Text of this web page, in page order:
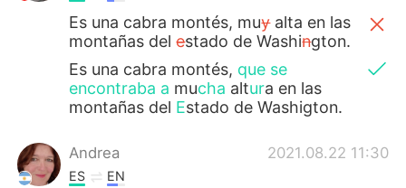
Es una cabra montés, muyalta en las
montañas delestado de Washington.
Es una cabra montés, que se
encontraba a mucha altura en las
montañas del Estado de Washigton.
Andrea 2021.08.22 11:30
ES EN